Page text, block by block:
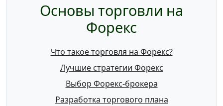
Основы торговли на
Форекс
Что такое торговля на Форекс?
Лучшие стратегии Форекс
Выбор Форекс-брокера
Разработка торгового плана